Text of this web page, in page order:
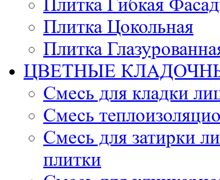
Плитка Гибкая
Плитка Цокольная
Плитка
ЦВЕТНЫЕ
Смесь для кладки
Смесь
Смесь для затирки
плитки